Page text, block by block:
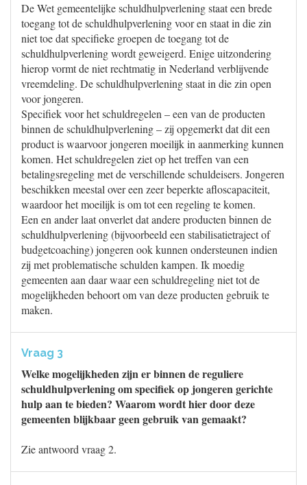
De Wet gemeentelijke schuldhulpverlening staat een brede
toegang tot de schuldhulpverlening voor en staat in die zin
niet toe dat specifieke groepen de toegang tot de
schuldhulpverlening wordt geweigerd. Enige uitzondering
hierop vormt de niet rechtmatig in Nederland verblijvende
vreemdeling. De schuldhulpverlening staat in die zin open
voor jongeren.
Specifiek voor het schuldregelen – een van de producten
binnen de schuldhulpverlening – zij opgemerkt dat dit een
product is waarvoor jongeren moeilijk in aanmerking kunnen
komen. Het schuldregelen ziet op het treffen van een
betalingsregeling met de verschillende schuldeisers. Jongeren
beschikken meestal over een zeer beperkte afloscapaciteit,
waardoor het moeilijk is om tot een regeling te komen.
Een en ander laat onverlet dat andere producten binnen de
schuldhulpverlening (bijvoorbeeld een stabilisatietraject of
budgetcoaching) jongeren ook kunnen ondersteunen indien
zij met problematische schulden kampen. Ik moedig
gemeenten aan daar waar een schuldregeling niet tot de
mogelijkheden behoort om van deze producten gebruik te
maken.
Vraag 3
Welke mogelijkheden zijn er binnen de reguliere
schuldhulpverlening om specifiek op jongeren gerichte
hulp aan te bieden? Waarom wordt hier door deze
gemeenten blijkbaar geen gebruik van gemaakt?
Zie antwoord vraag 2.